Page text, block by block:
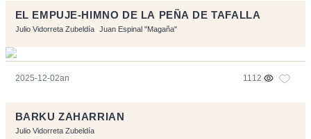
EL EMPUJE-HIMNO DE LA PEÑA DE TAFALLA
Julio Vidorreta Zubeldía Juan Espinal "Magaña"
2025-12-02an 1112
BARKU ZAHARRIAN
Julio Vidorreta Zubeldía